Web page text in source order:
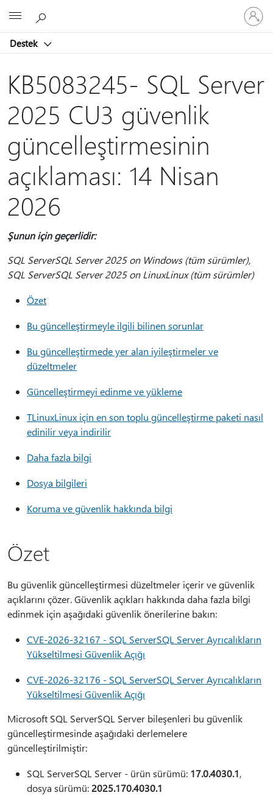
Destek
oturum
açın
KB5083245- SQL Server
2025 CU3 güvenlik
güncelleştirmesinin
açıklaması: 14 Nisan
2026
Şunun için geçerlidir:
SQL ServerSQL Server 2025 on Windows (tüm sürümler),
SQL ServerSQL Server 2025 on LinuxLinux (tüm sürümler)
Özet
Bu güncelleştirmeyle ilgili bilinen sorunlar
Bu güncelleştirmede yer alan iyileştirmeler ve
düzeltmeler
Güncelleştirmeyi edinme ve yükleme
TLinuxLinux için en son toplu güncelleştirme paketi nasıl
edinilir veya indirilir
Daha fazla bilgi
Dosya bilgileri
Koruma ve güvenlik hakkında bilgi
Özet
Bu güvenlik güncelleştirmesi düzeltmeler içerir ve güvenlik
açıklarını çözer. Güvenlik açıkları hakkında daha fazla bilgi
edinmek için aşağıdaki güvenlik önerilerine bakın:
CVE-2026-32167 - SQL ServerSQL Server Ayrıcalıkların
Yükseltilmesi Güvenlik Açığı
CVE-2026-32176 - SQL ServerSQL Server Ayrıcalıkların
Yükseltilmesi Güvenlik Açığı
Microsoft SQL ServerSQL Server bileşenleri bu güvenlik
güncelleştirmesinde aşağıdaki derlemelere
güncelleştirilmiştir:
SQL ServerSQL Server - ürün sürümü: 17.0.4030.1,
dosya sürümü: 2025.170.4030.1